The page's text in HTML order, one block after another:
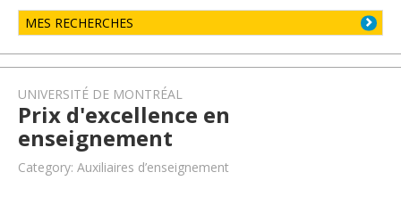
MES RECHERCHES
UNIVERSITÉ DE MONTRÉAL
Prix d'excellence en
enseignement
Category: Auxiliaires d’enseignement